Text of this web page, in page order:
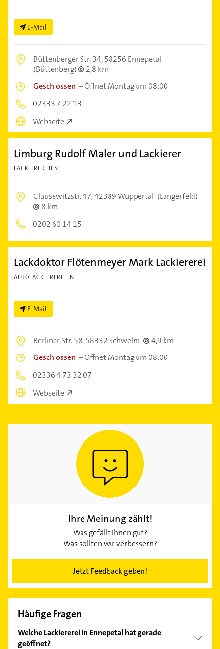
E-Mail
Büttenberger Str. 34,58256 Ennepetal
(Büttenberg)
2,8 km
Geschlossen –Öffnet Montag um 08:00
02333 7 22 13
Webseite
Limburg Rudolf Maler und Lackierer
LACKIEREREIEN
Clausewitzstr. 47,42389 Wuppertal (Langerfeld)
8 km
0202 60 14 15
Lackdoktor Flötenmeyer Mark Lackiererei
AUTOLACKIEREREIEN
E-Mail
Berliner Str. 58,58332 Schwelm
4,9 km
Geschlossen –Öffnet Montag um 08:00
02336 4 73 32 07
Webseite
Ihre Meinung zählt!
Was gefällt Ihnen gut?
Was sollten wir verbessern?
Jetzt Feedback geben!
Häufige Fragen
Welche Lackiererei in Ennepetal hat gerade
geöffnet?